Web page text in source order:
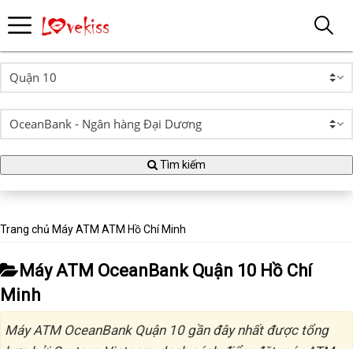
Tìm kiếm
Trang chủ Máy ATM ATM Hồ Chí Minh
Máy ATM OceanBank Quận 10 Hồ Chí
Minh
Máy ATM OceanBank Quận 10 gần đây nhất được tổng